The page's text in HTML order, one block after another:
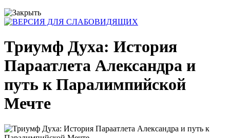
Триумф Духа: История
Параатлета Александра и
путь к Паралимпийской
Мечте